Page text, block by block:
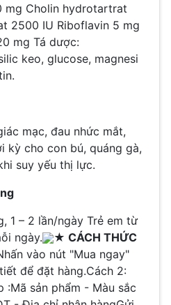
mg Cholin hydrotartrat
2500 IU Riboflavin 5 mg
mg Tá dược:
keo, glucose, magnesi
mạc, đau nhức mắt,
kỳ cho con bú, quáng gà,
suy yếu thị lực.
1 – 2 lần/ngày Trẻ em từ
ngày.
★ CÁCH THỨC
vào nút "Mua ngay"
để đặt hàng.Cách 2:
:Mã sản phẩm - Màu sắc